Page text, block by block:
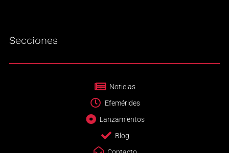
Secciones
Noticias
Efemérides
Lanzamientos
Blog